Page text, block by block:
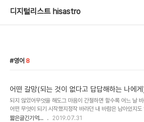
디지털리스트 hisastro
영어 8
어떤 갈망(되는 것이 없다고 답답해하는 나에
되지 않았어무엇을 해도그 마음이 간절하면 할수록 어느 날
어떤 무엇이 되기 시작했지정작 바라던 내 바람은 남아있지도
데그래서 그랬는지 몰라되었다는 걸 바로 느끼지도 못했거든이
짧은글긴기억... 2019.07.31